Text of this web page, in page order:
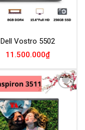
Dell Vostro 5502
11.500.000₫
Wishlist